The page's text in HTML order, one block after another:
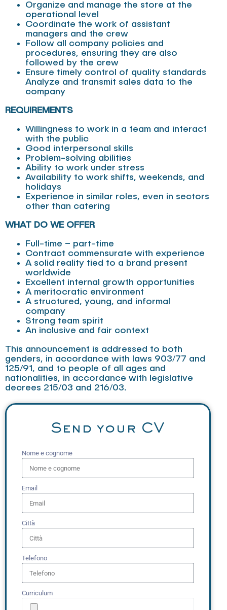
Organize and manage the store at the
operational level
Coordinate the work of assistant
managers and the crew
Follow all company policies and
procedures, ensuring they are also
followed by the crew
Ensure timely control of quality standards
Analyze and transmit sales data to the
company
REQUIREMENTS
Willingness to work in a team and interact
with the public
Good interpersonal skills
Problem-solving abilities
Ability to work under stress
Availability to work shifts, weekends, and
holidays
Experience in similar roles, even in sectors
other than catering
WHAT DO WE OFFER
Full-time – part-time
Contract commensurate with experience
A solid reality tied to a brand present
worldwide
Excellent internal growth opportunities
A meritocratic environment
A structured, young, and informal
company
Strong team spirit
An inclusive and fair context
This announcement is addressed to both
genders, in accordance with laws 903/77 and
125/91, and to people of all ages and
nationalities, in accordance with legislative
decrees 215/03 and 216/03.
Send your CV
Nome e cognome
Email
Città
Telefono
Curriculum